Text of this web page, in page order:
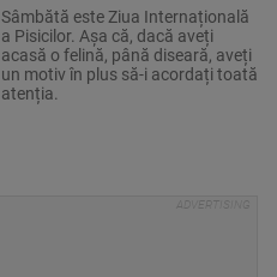
Sâmbătă este Ziua Internațională
a Pisicilor. Așa că, dacă aveți
acasă o felină, până diseară, aveți
un motiv în plus să-i acordați toată
atenția.